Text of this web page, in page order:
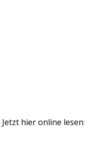
Jetzt hier online lesen: